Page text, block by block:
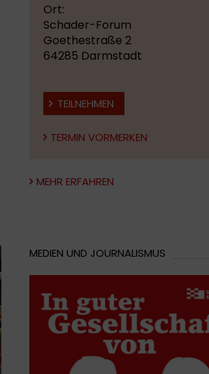
Ort:
Schader-Forum
Goethestraße 2
64285 Darmstadt
TEILNEHMEN
TERMIN VORMERKEN
MEHR ERFAHREN
MEDIEN UND JOURNALISMUS